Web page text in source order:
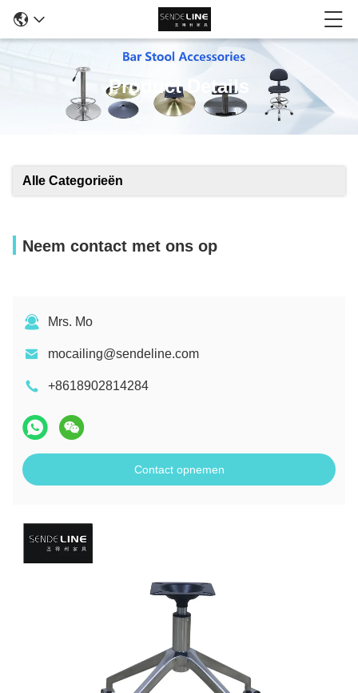
Product Details
Alle Categorieën
Neem contact met ons op
Mrs. Mo
mocailing@sendeline.com
+8618902814284
Contact opnemen